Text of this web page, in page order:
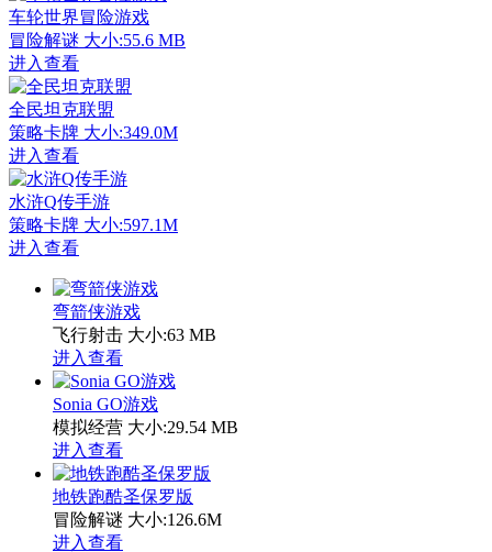
车轮世界冒险游戏
冒险解谜 大小:55.6 MB
进入查看
全民坦克联盟
策略卡牌 大小:349.0M
进入查看
水浒Q传手游
策略卡牌 大小:597.1M
进入查看
弯箭侠游戏
飞行射击 大小:63 MB
进入查看
Sonia GO游戏
模拟经营 大小:29.54 MB
进入查看
地铁跑酷圣保罗版
冒险解谜 大小:126.6M
进入查看